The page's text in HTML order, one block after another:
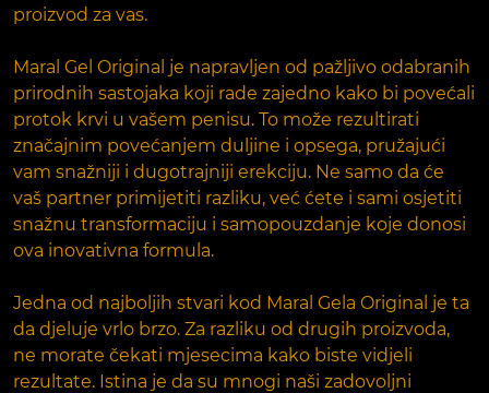
proizvod za vas.
Maral Gel Original je napravljen od pažljivo odabranih
prirodnih sastojaka koji rade zajedno kako bi povećali
protok krvi u vašem penisu. To može rezultirati
značajnim povećanjem duljine i opsega, pružajući
vam snažniji i dugotrajniji erekciju. Ne samo da će
vaš partner primijetiti razliku, već ćete i sami osjetiti
snažnu transformaciju i samopouzdanje koje donosi
ova inovativna formula.
Jedna od najboljih stvari kod Maral Gela Original je ta
da djeluje vrlo brzo. Za razliku od drugih proizvoda,
ne morate čekati mjesecima kako biste vidjeli
rezultate. Istina je da su mnogi naši zadovoljni